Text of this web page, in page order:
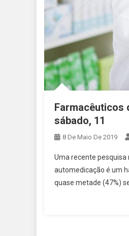
Farmacêuticos
sábado, 11
8 De Maio De 2019
Uma recente pesquisa
automedicação é um
quase metade (47%)